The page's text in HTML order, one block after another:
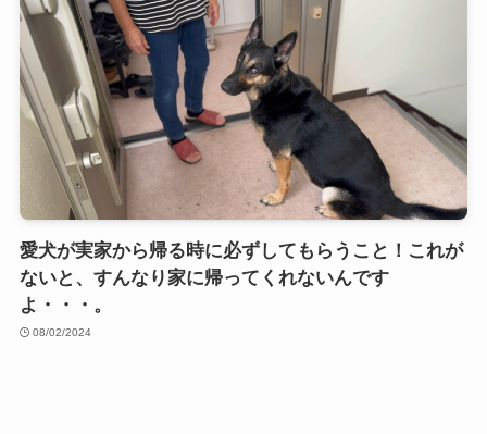
愛犬が実家から帰る時に必ずしてもらうこと！これが
ないと、すんなり家に帰ってくれないんです
よ・・・。
08/02/2024